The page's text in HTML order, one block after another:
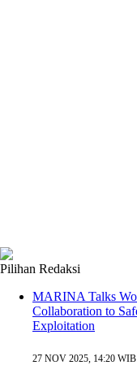
Pilihan Redaksi
MARINA Talks
Collaboration to
Exploitation
27 NOV 2025, 14:20 WIB